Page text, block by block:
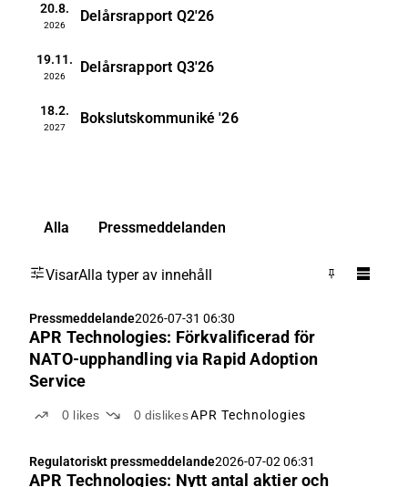
20.8.
2026
Delårsrapport Q2'26
19.11.
2026
Delårsrapport Q3'26
18.2.
2027
Bokslutskommuniké '26
Alla Pressmeddelanden
VisarAlla typer av innehåll
Pressmeddelande2026-07-31 06:30
APR Technologies: Förkvalificerad för
NATO-upphandling via Rapid Adoption
Service
0 likes 0 dislikesAPR Technologies
Regulatoriskt pressmeddelande2026-07-02 06:31
APR Technologies: Nytt antal aktier och